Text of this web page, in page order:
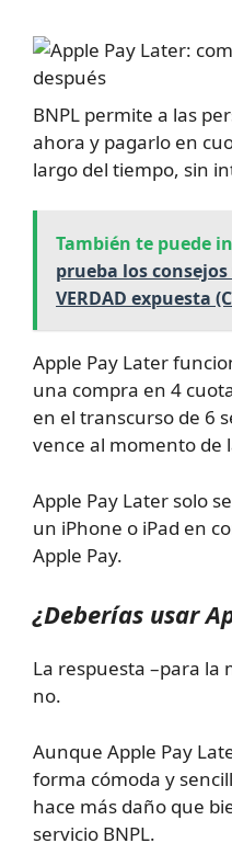
BNPL permite a las
ahora y pagarlo en
largo del tiempo, sin
También te puede
prueba los
VERDAD expuesta
Apple Pay Later
una compra en 4
en el transcurso de 6
vence al momento de
Apple Pay Later solo
un iPhone o iPad en
Apple Pay.
¿Deberías usar
La respuesta –para la
no.
Aunque Apple Pay
forma cómoda y
hace más daño que
servicio BNPL.